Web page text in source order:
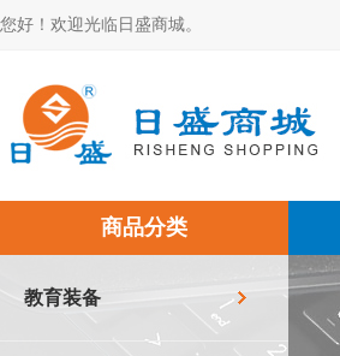
您好！欢迎光临日盛商城。
商品分类
教育装备